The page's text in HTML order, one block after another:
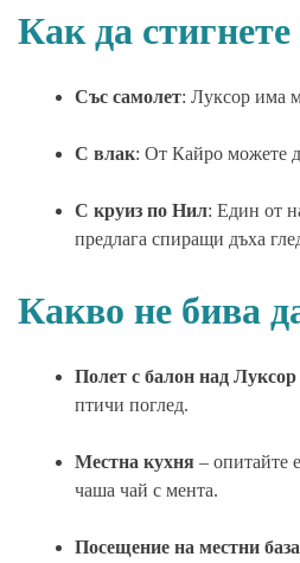
Как да
Със самолет: Луксор има
С влак: От Кайро можете
С круиз по Нил: Един от
предлага спиращи дъха
Какво не бива
Полет с балон над Луксор
птичи поглед.
Местна кухня – опитайте
чаша чай с мента.
Посещение на местни